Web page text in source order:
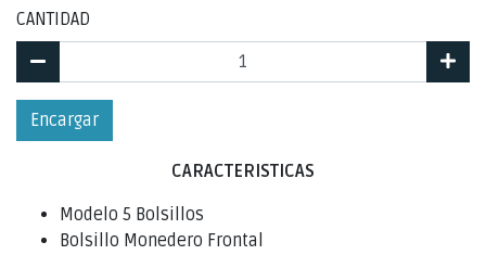
CANTIDAD
Encargar
CARACTERISTICAS
Modelo 5 Bolsillos
Bolsillo Monedero Frontal